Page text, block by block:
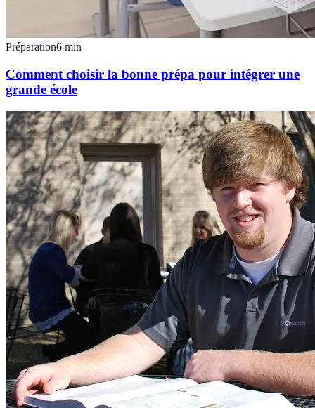
Préparation6 min
Comment choisir la bonne prépa pour intégrer une
grande école